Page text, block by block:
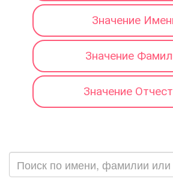
Значение
Значение
Значение